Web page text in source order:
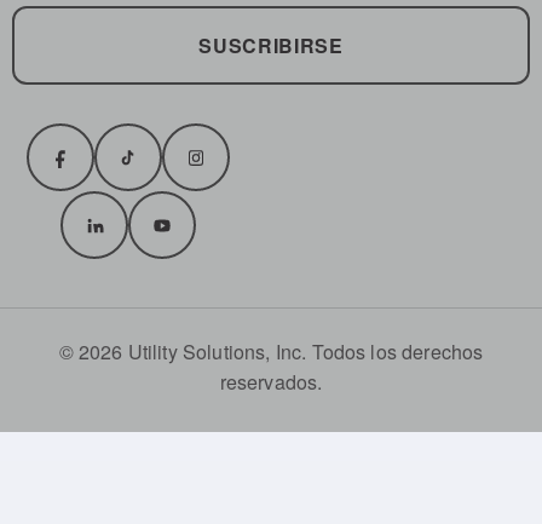
SUSCRIBIRSE
© 2026 Utility Solutions, Inc. Todos los derechos
reservados.